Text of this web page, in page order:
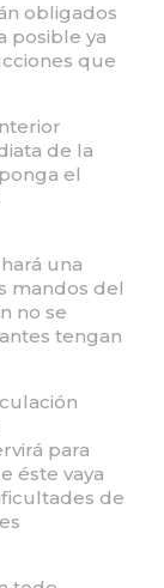
obligados
posible ya
que
de la
el
una
mandos del
no se
tengan
para
éste vaya
de